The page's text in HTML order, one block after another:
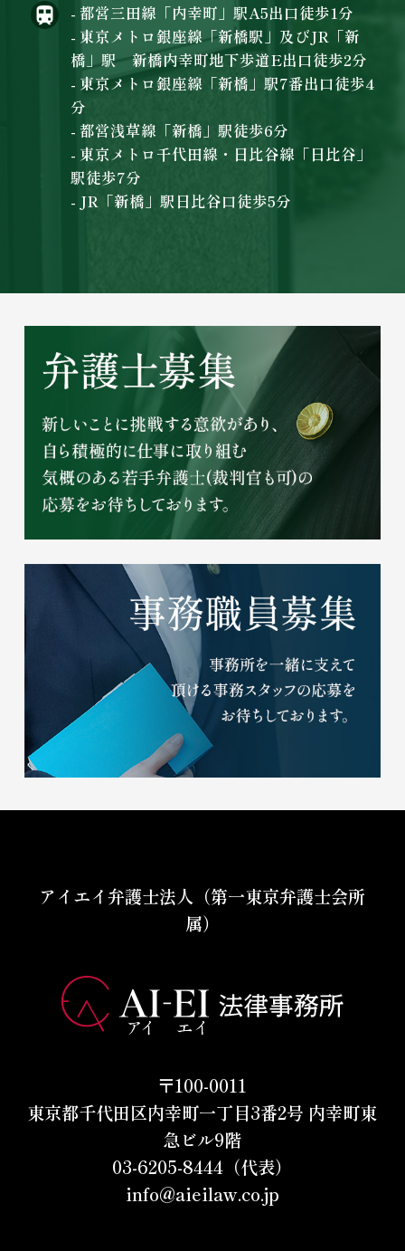
- 都営三田線「内幸町」駅A5出口徒歩1分
- 東京メトロ銀座線「新橋駅」及びJR「新
橋」駅 新橋内幸町地下歩道E出口徒歩2分
- 東京メトロ銀座線「新橋」駅7番出口徒歩4
分
- 都営浅草線「新橋」駅徒歩6分
- 東京メトロ千代田線・日比谷線「日比谷」
駅徒歩7分
- JR「新橋」駅日比谷口徒歩5分
アイエイ弁護士法人（第一東京弁護士会所
属）
〒100-0011
東京都千代田区内幸町一丁目3番2号 内幸町東
急ビル9階
03-6205-8444（代表）
info@aieilaw.co.jp